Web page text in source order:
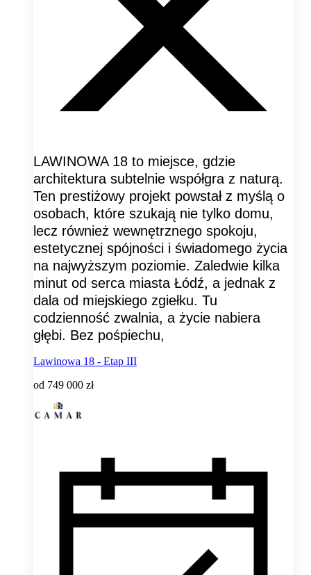
LAWINOWA 18 to miejsce, gdzie
architektura subtelnie współgra z naturą.
Ten prestiżowy projekt powstał z myślą o
osobach, które szukają nie tylko domu,
lecz również wewnętrznego spokoju,
estetycznej spójności i świadomego życia
na najwyższym poziomie. Zaledwie kilka
minut od serca miasta Łódź, a jednak z
dala od miejskiego zgiełku. Tu
codzienność zwalnia, a życie nabiera
głębi. Bez pośpiechu,
Lawinowa 18 - Etap III
od 749 000 zł